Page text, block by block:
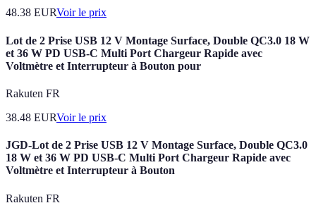
48.38 EURVoir le prix
Lot de 2 Prise USB 12 V Montage Surface, Double QC3.0 18 W
et 36 W PD USB-C Multi Port Chargeur Rapide avec
Voltmètre et Interrupteur à Bouton pour
Rakuten FR
38.48 EURVoir le prix
JGD-Lot de 2 Prise USB 12 V Montage Surface, Double QC3.0
18 W et 36 W PD USB-C Multi Port Chargeur Rapide avec
Voltmètre et Interrupteur à Bouton
Rakuten FR